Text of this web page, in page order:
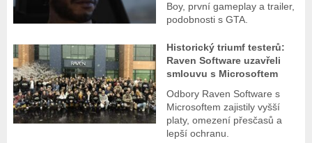
Boy, první gameplay a trailer,
podobnosti s GTA.
Historický triumf testerů:
Raven Software uzavřeli
smlouvu s Microsoftem
Odbory Raven Software s
Microsoftem zajistily vyšší
platy, omezení přesčasů a
lepší ochranu.